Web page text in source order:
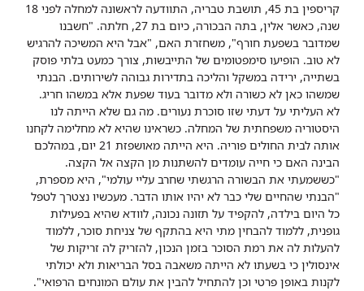
קריספין בת 45, תושבת טבריה, התוודעה לראשונה למחלה לפני 18
שנה, כאשר אלין, בתה הבכורה, כיום בת 27, חלתה. "חשבנו
שמדובר בשפעת חורף", משחזרת האם, "אבל היא המשיכה להרגיש
לא טוב. הופיעו סימפטומים של התייבשות, צורך כמעט בלתי פוסק
בשתייה, ירידה במשקל והליכה בתדירות גבוהה לשירותים. הבנתי
שמשהו כאן לא כשורה ולא מדובר בעוד שפעת אלא במשהו חריג.
לא העליתי על דעתי שזו סוכרת נעורים. מה גם שלא הייתה לנו
היסטוריה משפחתית של המחלה. כשראינו שהיא לא מחלימה לקחנו
אותה לבית החולים פוריה. היא הייתה מאושפזת 21 יום, במהלכם
הבינה האם כי חייה עומדים להשתנות מן הקצה אל הקצה.
"כששמעתי את הבשורה הרגשתי שחרב עליי עולמי", היא מספרת,
"הבנתי שהחיים שלי כבר לא יהיו אותו הדבר. מעכשיו נצטרך לטפל
כל היום בילדה, להקפיד על תזונה נכונה, לוודא שהיא בפעילות
גופנית, ללמוד להבחין מתי היא בהתקף של צניחת סוכר, ללמוד
להעלות לה את רמת הסוכר בזמן הנכון, להזריק לה זריקות של
אינסולין כי בשעתו לא הייתה משאבה בסל הבריאות ולא יכולתי
לקנות באופן פרטי וכן להתחיל להבין את עולם המונחים הרפואי".